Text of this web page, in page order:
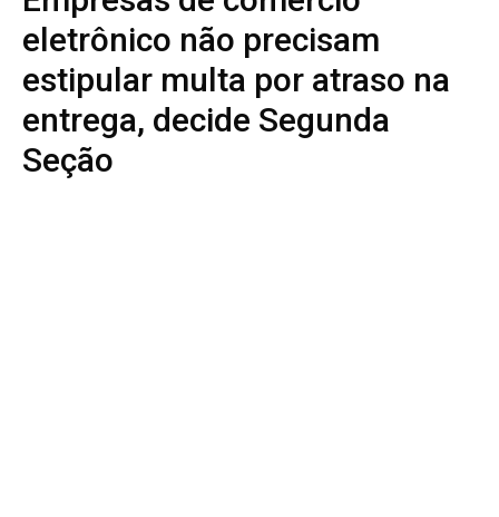
eletrônico não precisam
estipular multa por atraso na
entrega, decide Segunda
Seção